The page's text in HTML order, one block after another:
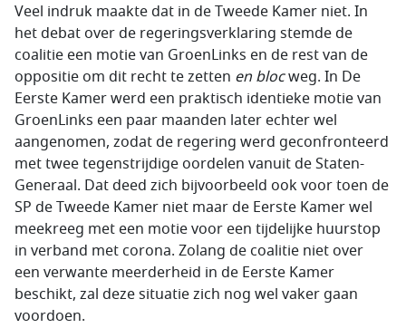
Veel indruk maakte dat in de Tweede Kamer niet. In
het debat over de regeringsverklaring stemde de
coalitie een motie van GroenLinks en de rest van de
oppositie om dit recht te zetten en blocweg. In De
Eerste Kamer werd een praktisch identieke motie van
GroenLinks een paar maanden later echter wel
aangenomen, zodat de regering werd geconfronteerd
met twee tegenstrijdige oordelen vanuit de Staten-
Generaal. Dat deed zich bijvoorbeeld ook voor toen de
SP de Tweede Kamer niet maar de Eerste Kamer wel
meekreeg met een motie voor een tijdelijke huurstop
in verband met corona. Zolang de coalitie niet over
een verwante meerderheid in de Eerste Kamer
beschikt, zal deze situatie zich nog wel vaker gaan
voordoen.